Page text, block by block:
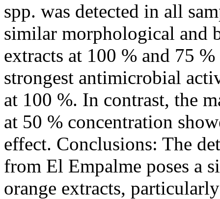
spp. was detected in all
similar morphological and
extracts at 100 % and 75
strongest antimicrobial
at 100 %. In contrast, the
at 50 % concentration
effect. Conclusions: The
from El Empalme poses a
orange extracts,